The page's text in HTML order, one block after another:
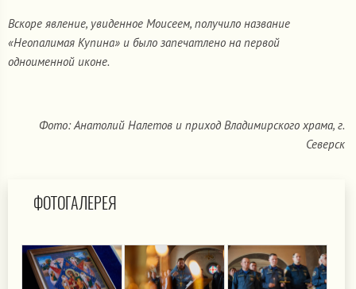
Вскоре явление, увиденное Моисеем, получило название
«Неопалимая Купина» и было запечатлено на первой
одноименной иконе.
Фото: Анатолий Налетов и приход Владимирского храма, г.
Северск
ФОТОГАЛЕРЕЯ